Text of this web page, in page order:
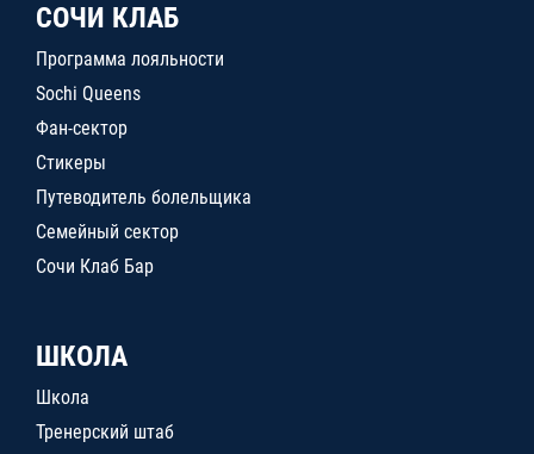
СОЧИ КЛАБ
Программа лояльности
Sochi Queens
Фан-сектор
Стикеры
Путеводитель болельщика
Семейный сектор
Сочи Клаб Бар
ШКОЛА
Школа
Тренерский штаб